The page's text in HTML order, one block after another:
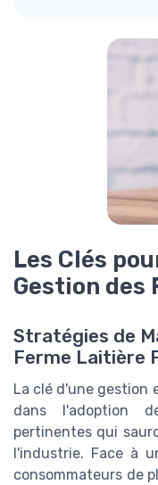
Les Clés
Gestion des
Stratégies de
Ferme Laitière
La clé d'une gestion
dans l'adoption
pertinentes qui
l'industrie. Face à
consommateurs de